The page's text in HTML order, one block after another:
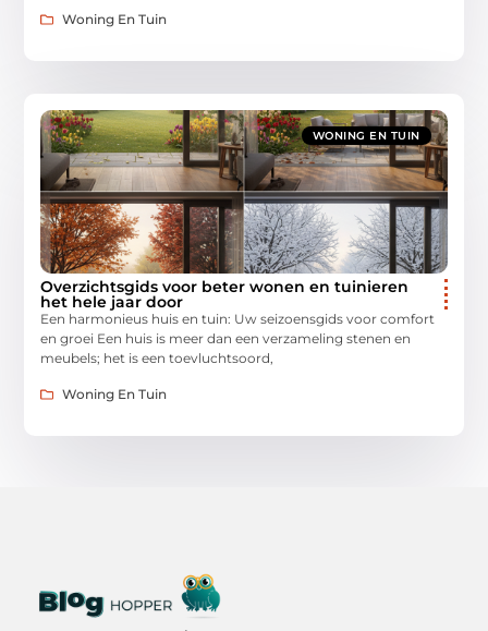
Woning En Tuin
WONING EN TUIN
Overzichtsgids voor beter wonen en tuinieren
het hele jaar door
Een harmonieus huis en tuin: Uw seizoensgids voor comfort
en groei Een huis is meer dan een verzameling stenen en
meubels; het is een toevluchtsoord,
Woning En Tuin